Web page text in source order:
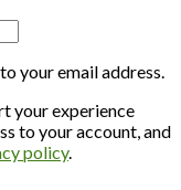
your email address.
your experience
to your account, and
policy.